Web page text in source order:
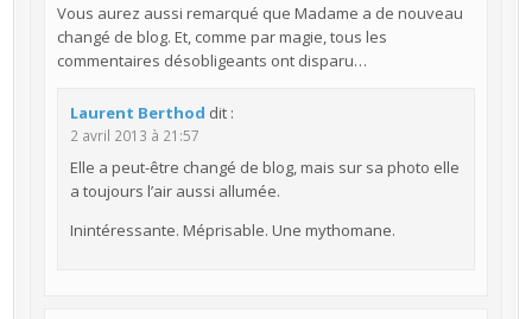
Vous aurez aussi remarqué que Madame a de nouveau
changé de blog. Et, comme par magie, tous les
commentaires désobligeants ont disparu…
Laurent Berthod dit :
2 avril 2013 à 21:57
Elle a peut-être changé de blog, mais sur sa photo elle
a toujours l’air aussi allumée.
Inintéressante. Méprisable. Une mythomane.